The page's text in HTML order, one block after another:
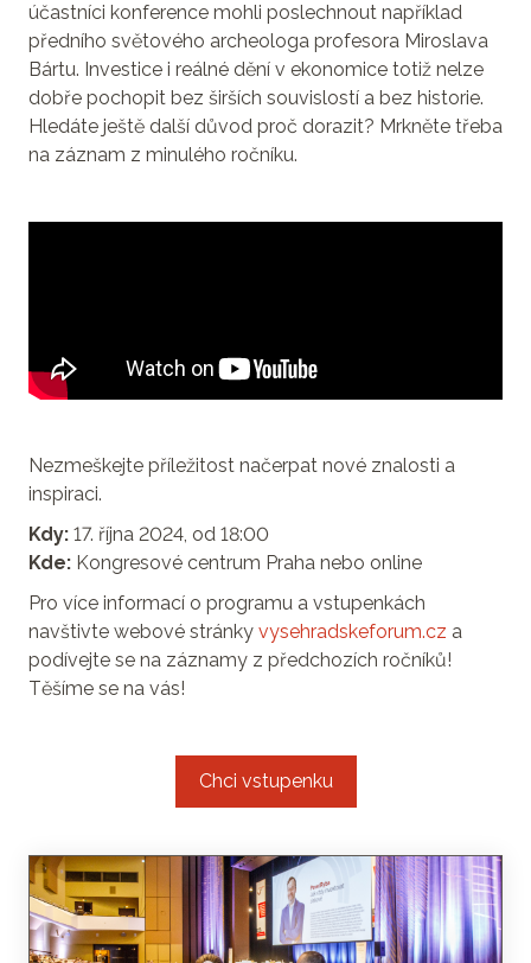
účastníci konference mohli poslechnout například
předního světového archeologa profesora Miroslava
Bártu. Investice i reálné dění v ekonomice totiž nelze
dobře pochopit bez širších souvislostí a bez historie.
Hledáte ještě další důvod proč dorazit? Mrkněte třeba
na záznam z minulého ročníku.
Nezmeškejte příležitost načerpat nové znalosti a
inspiraci.
Kdy: 17. října 2024, od 18:00
Kde: Kongresové centrum Praha nebo online
Pro více informací o programu a vstupenkách
navštivte webové stránky vysehradskeforum.cz a
podívejte se na záznamy z předchozích ročníků!
Těšíme se na vás!
Chci vstupenku